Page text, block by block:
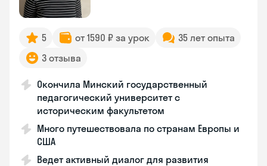
5 от 1590 ₽ за урок
35 лет опыта
3 отзыва
Окончила Минский государственный
педагогический университет с
историческим факультетом
Много путешествовала по странам Европы и
США
Ведет активный диалог для развития